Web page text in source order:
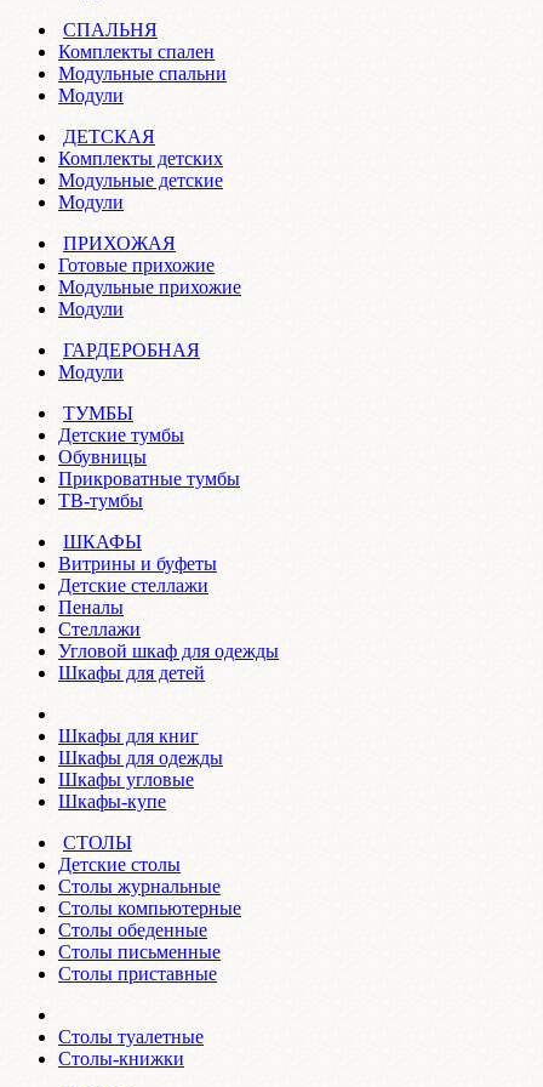
СПАЛЬНЯ
Комплекты спален
Модульные спальни
Модули
ДЕТСКАЯ
Комплекты детских
Модульные детские
Модули
ПРИХОЖАЯ
Готовые прихожие
Модульные прихожие
Модули
ГАРДЕРОБНАЯ
Модули
ТУМБЫ
Детские тумбы
Обувницы
Прикроватные тумбы
ТВ-тумбы
ШКАФЫ
Витрины и буфеты
Детские стеллажи
Пеналы
Стеллажи
Угловой шкаф для одежды
Шкафы для детей
Шкафы для книг
Шкафы для одежды
Шкафы угловые
Шкафы-купе
СТОЛЫ
Детские столы
Столы журнальные
Столы компьютерные
Столы обеденные
Столы письменные
Столы приставные
Столы туалетные
Столы-книжки